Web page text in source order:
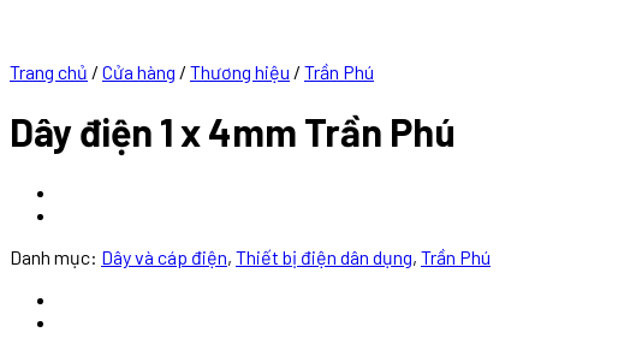
Trang chủ / Cửa hàng / Thương hiệu / Trần Phú
Dây điện 1 x 4mm Trần Phú
Danh mục: Dây và cáp điện, Thiết bị điện dân dụng, Trần Phú